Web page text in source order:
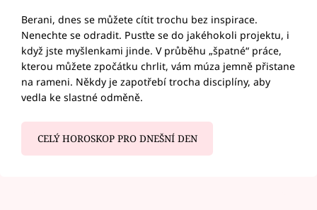
Berani, dnes se můžete cítit trochu bez inspirace.
Nenechte se odradit. Pusťte se do jakéhokoli projektu, i
když jste myšlenkami jinde. V průběhu „špatné“ práce,
kterou můžete zpočátku chrlit, vám múza jemně přistane
na rameni. Někdy je zapotřebí trocha disciplíny, aby
vedla ke slastné odměně.
CELÝ HOROSKOP PRO DNEŠNÍ DEN